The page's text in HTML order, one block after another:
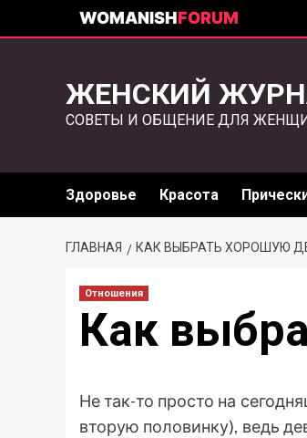
WOMANISHFORUM
ЖЕНСКИЙ
СОВЕТЫ И ОБЩЕНИЕ ДЛЯ
Здоровье Красота
ГЛАВНАЯ КАК ВЫБРАТЬ ХОРОШУЮ
Отношения
Как
Не так-то просто на
вторую половинку), ведь